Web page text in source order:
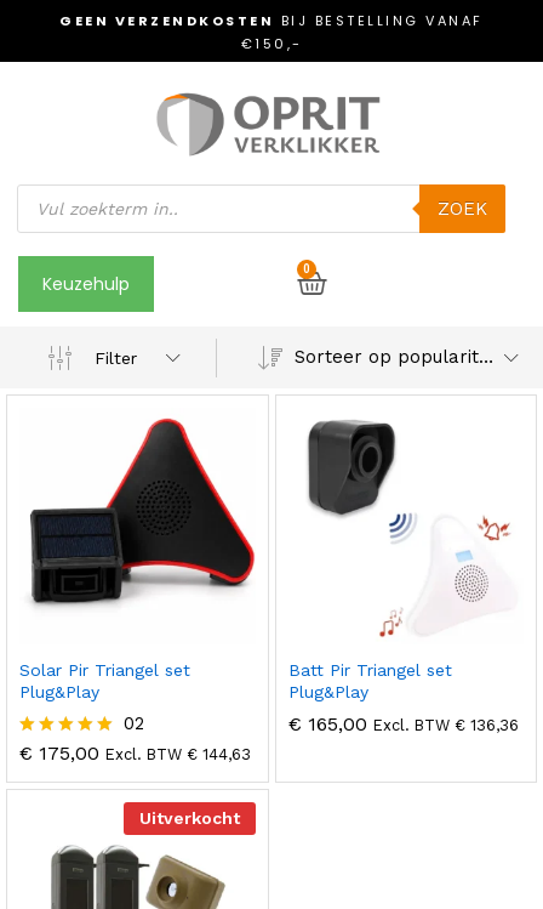
GEEN VERZENDKOSTEN BIJ BESTELLING VANAF
€150,-
ZOEK
Keuzehulp
0
Filter Sorteer op populariteit
Solar Pir Triangel set
Plug&Play
Gewaardeer
5.00
02
€ 175,00 Excl. BTW € 144,63
Batt Pir Triangel set
Plug&Play
€ 165,00 Excl. BTW €136,36
Uitverkocht